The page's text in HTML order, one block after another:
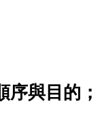
序與目的；